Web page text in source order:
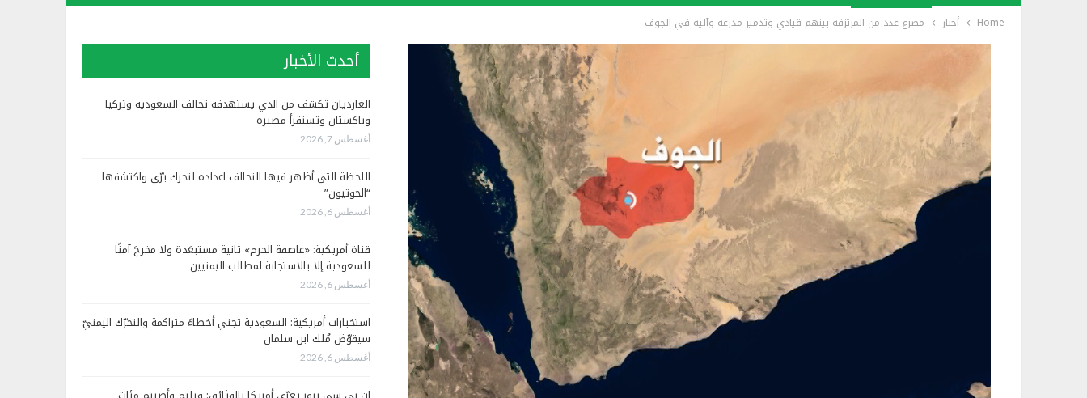
Home أخبار مصرع عدد من المرتزقة بينهم قيادي وتدمير مدرعة وآلية في الجوف
أحدث الأخبار
الغارديان تكشف من الذي يستهدفه تحالف السعودية وتركيا
وباكستان وتستقرأ مصيره
أغسطس 7, 2026
اللحظة التي أظهر فيها التحالف اعداده لتحرك برّي واكتشفها
“الحوثيون”
أغسطس 6, 2026
قناة أمريكية: «عاصفة الحزم» ثانية مستبعَدة ولا مخرجَ آمنًا
للسعودية إلا بالاستجابة لمطالب اليمنيين
أغسطس 6, 2026
استخبارات أمريكية: السعودية تجني أخطاءً متراكمة والتحرّك اليمنيّ
سيقوّض مُلك ابن سلمان
أغسطس 6, 2026